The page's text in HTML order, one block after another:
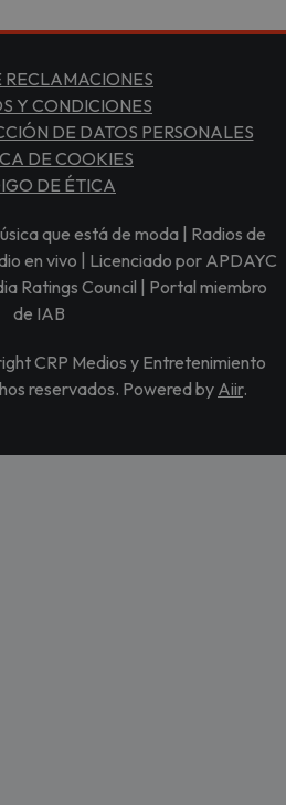
RECLAMACIONES
Y CONDICIONES
DE DATOS PERSONALES
DE COOKIES
DE ÉTICA
que está de moda | Radios de
en vivo | Licenciado por APDAYC
Ratings Council | Portal miembro
de IAB
CRP Medios y Entretenimiento
reservados. Powered by Aiir.